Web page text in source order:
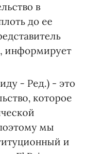
в
до ее
информирует
- Ред.) - это
которое
мы
и